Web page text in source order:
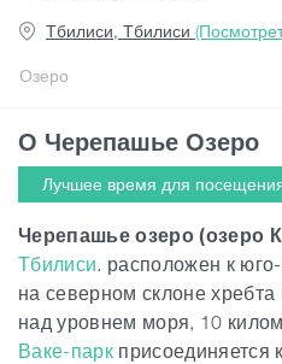
Грузия
Озеро
Тбилиси, Тбилиси
О Черепашье Озеро
Лучшее время для
Черепашье озеро(озеро
Тбилиси. расположен к
на северном склоне
над уровнем моря, 10
Ваке-парк присоединяется